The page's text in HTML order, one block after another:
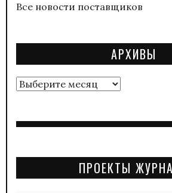
Все новости поставщиков
АРХИВЫ
Архивы
ПРОЕКТЫ